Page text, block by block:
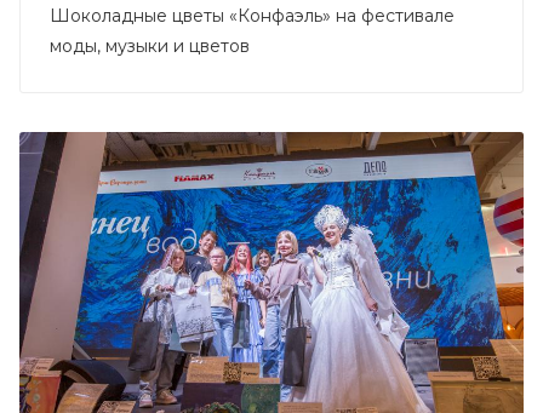
Шоколадные цветы «Конфаэль» на фестивале
моды, музыки и цветов